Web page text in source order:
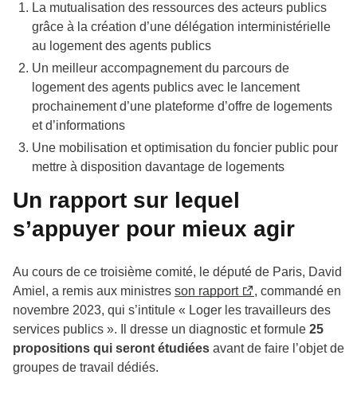
La mutualisation des ressources des acteurs publics
grâce à la création d’une délégation interministérielle
au logement des agents publics
Un meilleur accompagnement du parcours de
logement des agents publics avec le lancement
prochainement d’une plateforme d’offre de logements
et d’informations
Une mobilisation et optimisation du foncier public pour
mettre à disposition davantage de logements
Un rapport sur lequel
s’appuyer pour mieux agir
Au cours de ce troisième comité, le député de Paris, David
Amiel, a remis aux ministres son rapport
, commandé en
novembre 2023, qui s’intitule « Loger les travailleurs des
services publics ». Il dresse un diagnostic et formule 25
propositions qui seront étudiées avant de faire l’objet de
groupes de travail dédiés.